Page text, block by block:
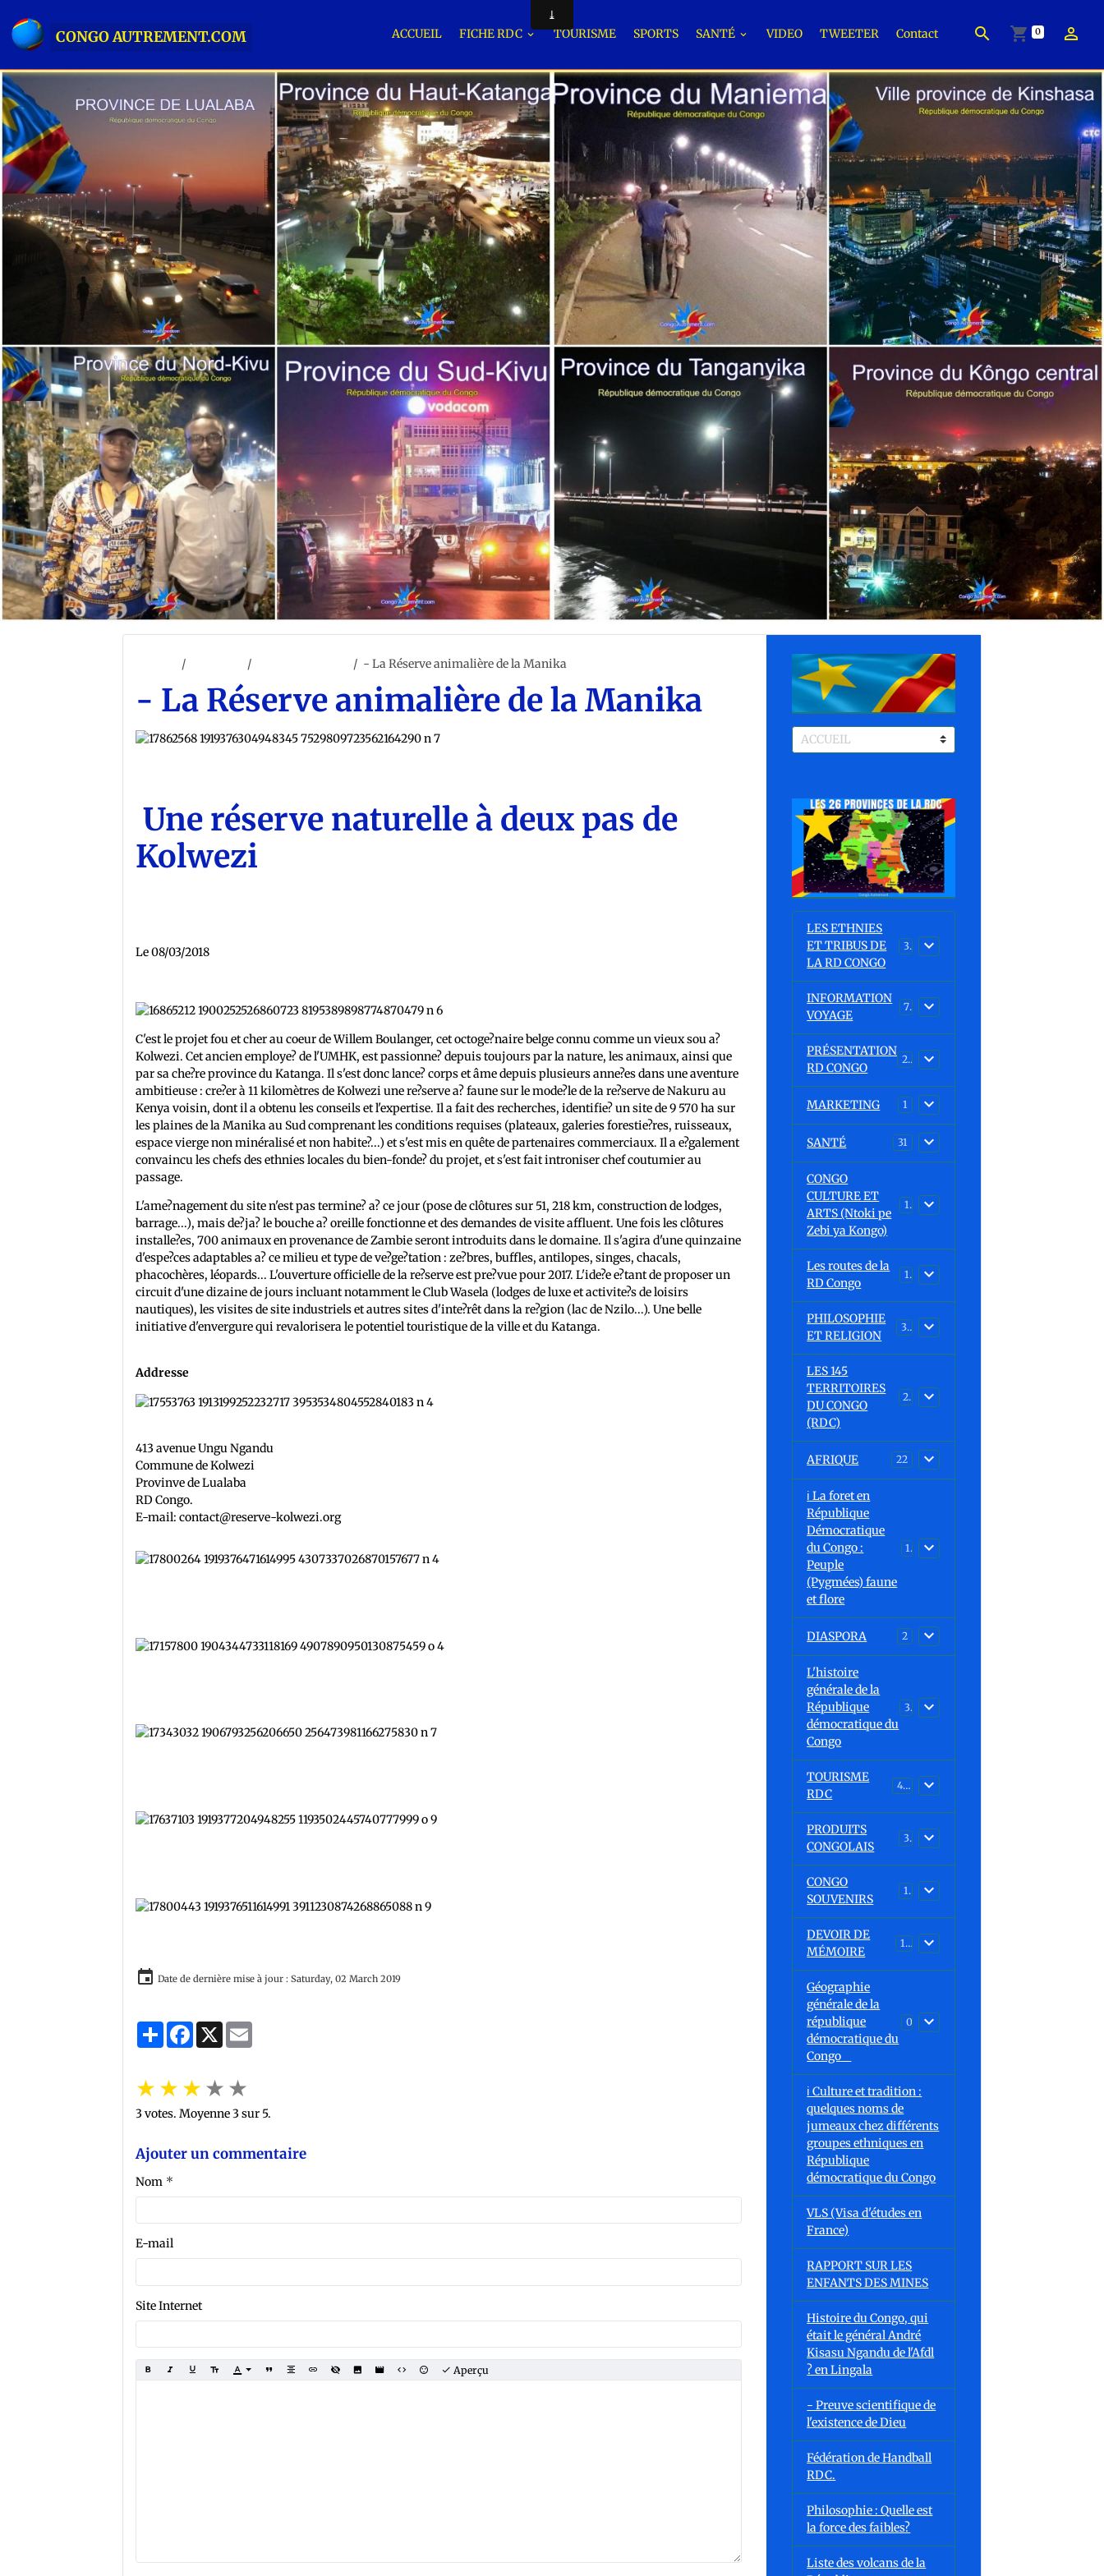
CONGO AUTREMENT.COM ACCUEIL FICHE RDC TOURISME SPORTS SANTÉ VIDEO TWEETER Contact 0
- La Réserve animalière de la Manika
- La Réserve animalière de la Manika
Une réserve naturelle à deux pas de
Kolwezi
Le 08/03/2018
C'est le projet fou et cher au coeur de Willem Boulanger, cet octoge?naire belge connu comme un vieux sou a?
Kolwezi. Cet ancien employe? de l'UMHK, est passionne? depuis toujours par la nature, les animaux, ainsi que
par sa che?re province du Katanga. Il s'est donc lance? corps et âme depuis plusieurs anne?es dans une aventure
ambitieuse : cre?er à 11 kilomètres de Kolwezi une re?serve a? faune sur le mode?le de la re?serve de Nakuru au
Kenya voisin, dont il a obtenu les conseils et l'expertise. Il a fait des recherches, identifie? un site de 9 570 ha sur
les plaines de la Manika au Sud comprenant les conditions requises (plateaux, galeries forestie?res, ruisseaux,
espace vierge non minéralisé et non habite?...) et s'est mis en quête de partenaires commerciaux. Il a e?galement
convaincu les chefs des ethnies locales du bien-fonde? du projet, et s'est fait introniser chef coutumier au
passage.
L'ame?nagement du site n'est pas termine? a? ce jour (pose de clôtures sur 51, 218 km, construction de lodges,
barrage...), mais de?ja? le bouche a? oreille fonctionne et des demandes de visite affluent. Une fois les clôtures
installe?es, 700 animaux en provenance de Zambie seront introduits dans le domaine. Il s'agira d'une quinzaine
d'espe?ces adaptables a? ce milieu et type de ve?ge?tation : ze?bres, buffles, antilopes, singes, chacals,
phacochères, léopards... L'ouverture officielle de la re?serve est pre?vue pour 2017. L'ide?e e?tant de proposer un
circuit d'une dizaine de jours incluant notamment le Club Wasela (lodges de luxe et activite?s de loisirs
nautiques), les visites de site industriels et autres sites d'inte?rêt dans la re?gion (lac de Nzilo...). Une belle
initiative d'envergure qui revalorisera le potentiel touristique de la ville et du Katanga.
Addresse
413 avenue Ungu Ngandu
Commune de Kolwezi
Provinve de Lualaba
RD Congo.
E-mail: contact@reserve-kolwezi.org
Date de dernière mise à jour : Saturday, 02 March 2019
PartagerFacebook
X
★★★★★
3votes. Moyenne3sur 5.
Ajouter un commentaire
Nom
E-mail
Site Internet
Aperçu
LES ETHNIES
ET TRIBUS DE
LA RD CONGO
37
INFORMATION
VOYAGE
7
PRÉSENTATION
RD CONGO
23
MARKETING 1
SANTÉ 31
CONGO
CULTURE ET
ARTS (Ntoki pe
Zebi ya Kongo)
15
Les routes de la
RD Congo
1
PHILOSOPHIE
ET RELIGION
32
LES 145
TERRITOIRES
DU CONGO
(RDC)
23
AFRIQUE 22
ℹ️ La foret en
République
Démocratique
du Congo :
Peuple
(Pygmées) faune
et flore
15
DIASPORA 2
L'histoire
générale de la
République
démocratique du
Congo
30
TOURISME
RDC
43
PRODUITS
CONGOLAIS
3
CONGO
SOUVENIRS
1
DEVOIR DE
MÉMOIRE
13
Géographie
générale de la
république
démocratique du
Congo
ℹ️ Culture et tradition :
quelques noms de
jumeaux chez différents
groupes ethniques en
République
démocratique du Congo
VLS (Visa d'études en
France)
RAPPORT SUR LES
ENFANTS DES MINES
Histoire du Congo, qui
était le général André
Kisasu Ngandu de l'Afdl
? en Lingala
- Preuve scientifique de
l'existence de Dieu
Fédération de Handball
RDC.
Philosophie : Quelle est
la force des faibles?
Liste des volcans de la